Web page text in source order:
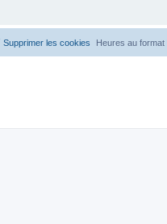
Heures au format
Supprimer les cookies